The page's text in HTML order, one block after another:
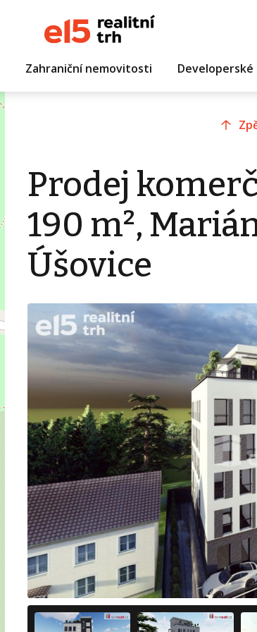
Zahraniční nemovitosti
Prodej
190 m²,
Úšovice